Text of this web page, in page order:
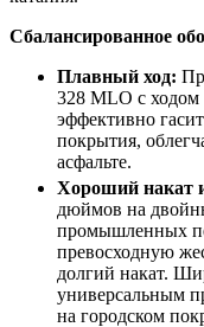
Сбалансированное
Плавный ход:
328 MLO с ходом
эффективно
покрытия,
асфальте.
Хороший накат
дюймов на
промышленных
превосходную
долгий накат.
универсальным
на городском